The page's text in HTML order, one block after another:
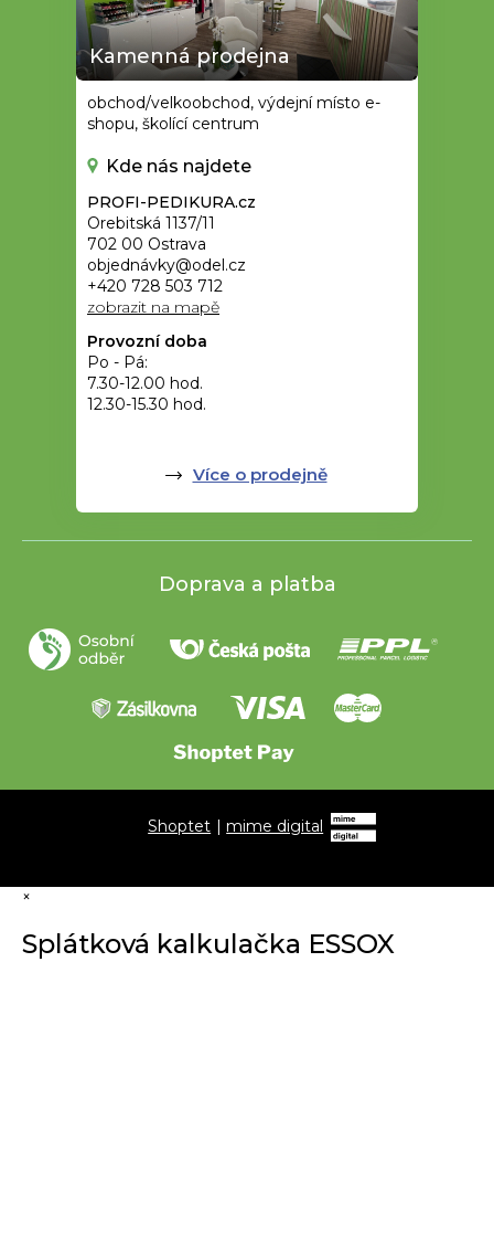
Kamenná prodejna
obchod/velkoobchod, výdejní místo e-
shopu, školící centrum
Kde nás najdete
PROFI-PEDIKURA.cz
Orebitská 1137/11
702 00 Ostrava
objednávky@odel.cz
+420 728 503 712
zobrazit na mapě
Provozní doba
Po - Pá:
7.30-12.00 hod.
12.30-15.30 hod.
Více o prodejně
Doprava a platba
Shoptet |mime digital
×
Splátková kalkulačka ESSOX